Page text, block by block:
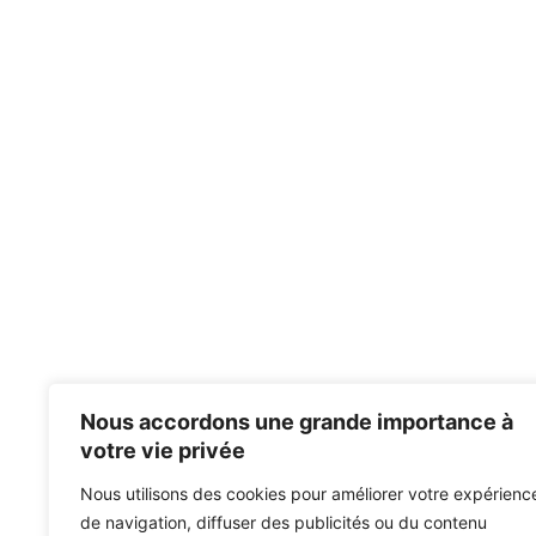
Nous accordons une grande importance à
votre vie privée
Nous utilisons des cookies pour améliorer votre
de navigation, diffuser des publicités ou du contenu